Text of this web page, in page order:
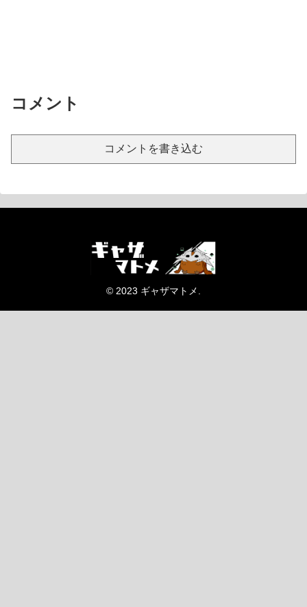
コメント
コメントを書き込む
© 2023 ギャザマトメ.